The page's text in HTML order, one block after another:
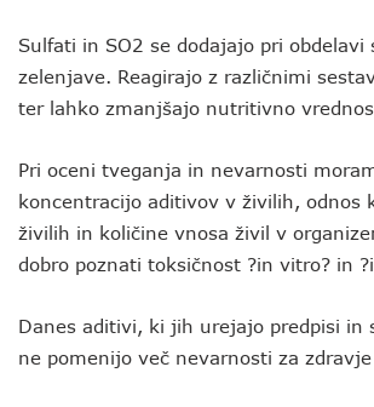
Sulfati in SO2 se dodajajo pri obdelavi
zelenjave. Reagirajo z različnimi
ter lahko zmanjšajo nutritivno
Pri oceni tveganja in nevarnosti
koncentracijo aditivov v živilih, odnos
živilih in količine vnosa živil v
dobro poznati toksičnost ?in vitro? in
Danes aditivi, ki jih urejajo predpisi in
ne pomenijo več nevarnosti za